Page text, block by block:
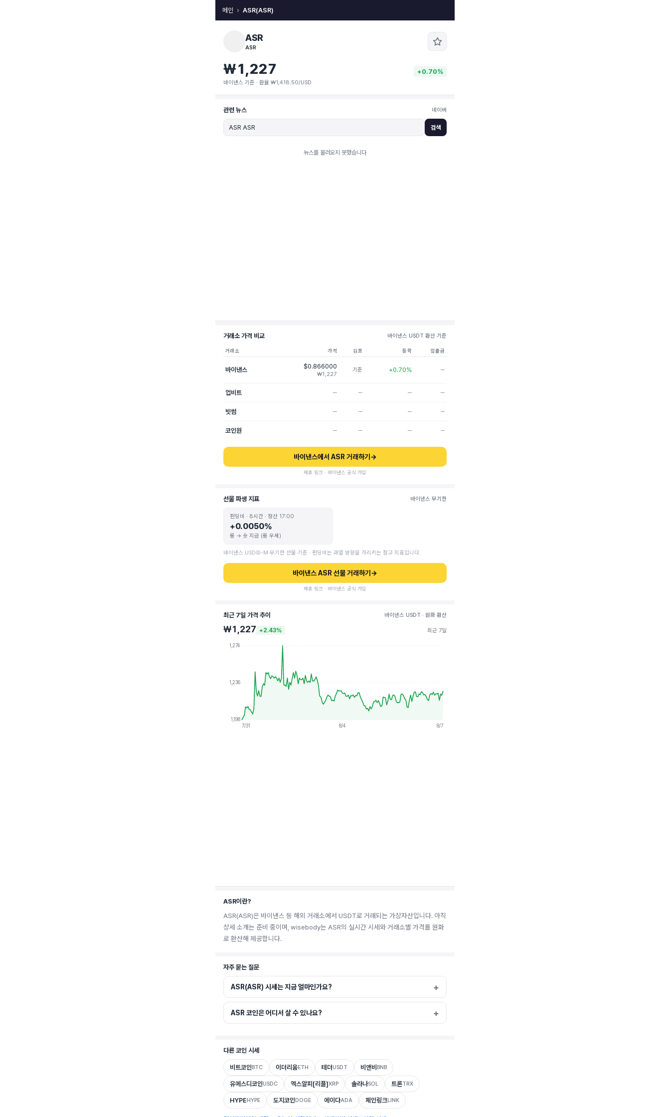
메인 ASR(ASR)
ASR
ASR
₩1,227 +0.70%
바이낸스 기준 · 환율 ₩1,418.50/USD
관련 뉴스 네이버
검색
뉴스를 불러오지 못했습니다
거래소 가격 비교 바이낸스 USDT 환산 기준
거래소 가격 김프 등락 입출금
바이낸스 $0.866000
₩1,227
기준 +0.70% ─
업비트 ─ ─ ─ ─
빗썸 ─ ─ ─ ─
코인원 ─ ─ ─ ─
바이낸스에서 ASR 거래하기 →
제휴 링크 · 바이낸스 공식 가입
선물 파생 지표 바이낸스 무기한
펀딩비 · 8시간 · 정산 17:00
+0.0050%
롱 → 숏 지급 (롱 우세)
바이낸스 USDⓈ-M 무기한 선물 기준 · 펀딩비는 과열 방향을 가리키는 참고 지표입니다.
바이낸스 ASR 선물 거래하기 →
제휴 링크 · 바이낸스 공식 가입
최근 7일 가격 추이 바이낸스 USDT · 원화 환산
₩1,227 +2.43% 최근 7일
1,274
1,236
1,198
7/31
8/4 8/7
ASR이란?
ASR(ASR)은 바이낸스 등 해외 거래소에서 USDT로 거래되는 가상자산입니다. 아직
상세 소개는 준비 중이며, wisebody는 ASR의 실시간 시세와 거래소별 가격를 원화
로 환산해 제공합니다.
자주 묻는 질문
ASR(ASR) 시세는 지금 얼마인가요?
ASR 코인은 어디서 살 수 있나요?
다른 코인 시세
비트코인BTC 이더리움ETH 테더USDT 비앤비 BNB
유에스디코인USDC 엑스알피[리플]XRP 솔라나SOL 트론TRX
HYPEHYPE 도지코인DOGE 에이다ADA 체인링크LINK